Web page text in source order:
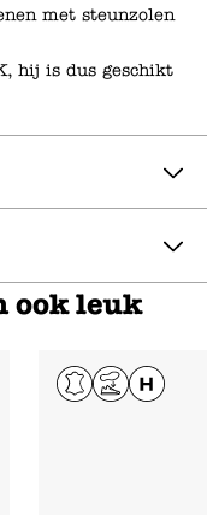
met steunzolen
hij is dus geschikt
ook leuk